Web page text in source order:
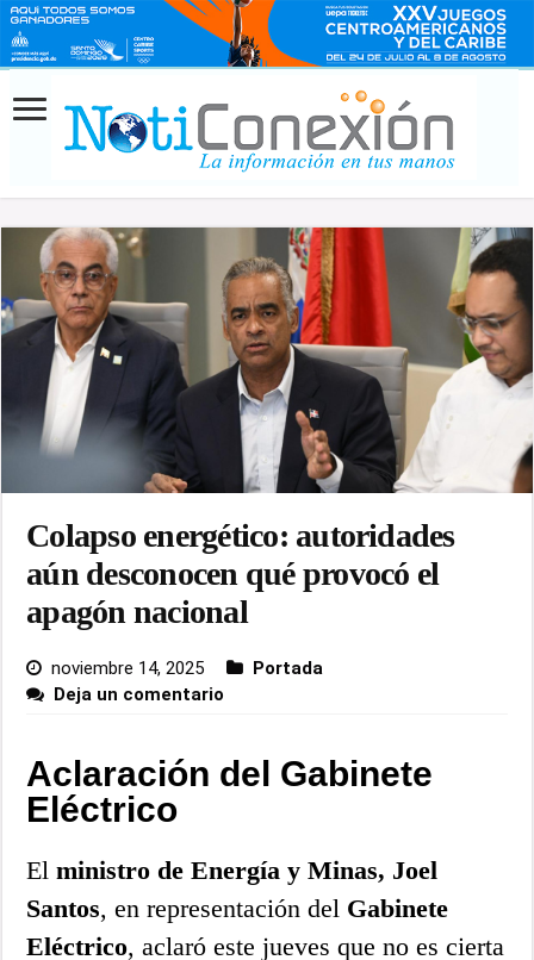
Colapso energético: autoridades
aún desconocen qué provocó el
apagón nacional
noviembre 14, 2025
Portada
Deja un comentario
Aclaración del Gabinete
Eléctrico
Elministro de Energía y Minas, Joel
Santos, en representación del Gabinete
Eléctrico, aclaró este jueves que no es cierta